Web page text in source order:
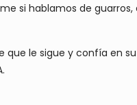
si hablamos de guarros,
que le sigue y confía en